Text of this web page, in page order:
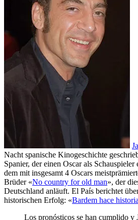
Nacht spanische Kinogeschichte
Spanier, der einen Oscar als
dem mit insgesamt 4 Oscars
Brüder «No country for old man», der
Deutschland anläuft. El País berichtet
historischen Erfolg: «Bardem hace historia
Los pronósticos se han cumplido y